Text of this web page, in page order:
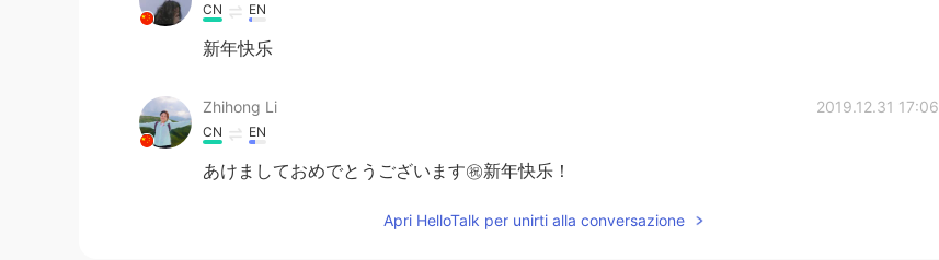
CN EN
新年快乐
Zhihong Li 2019.12.31 17:06
CN EN
あけましておめでとうございます㊗️新年快乐！
Apri HelloTalk per unirti alla conversazione